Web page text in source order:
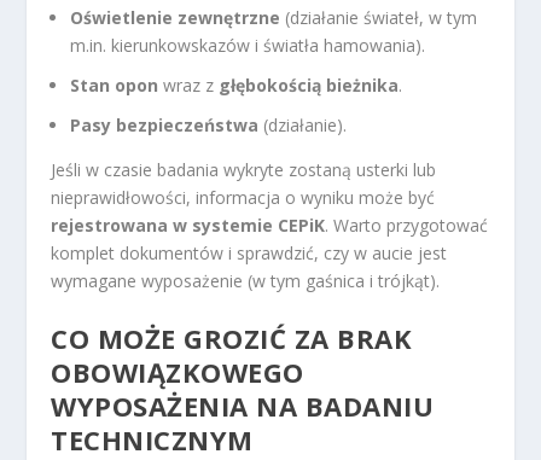
Oświetlenie zewnętrzne (działanie świateł, w tym
m.in. kierunkowskazów i światła hamowania).
Stan opon wraz z głębokością bieżnika.
Pasy bezpieczeństwa (działanie).
Jeśli w czasie badania wykryte zostaną usterki lub
nieprawidłowości, informacja o wyniku może być
rejestrowana w systemie CEPiK. Warto przygotować
komplet dokumentów i sprawdzić, czy w aucie jest
wymagane wyposażenie (w tym gaśnica i trójkąt).
CO MOŻE GROZIĆ ZA BRAK
OBOWIĄZKOWEGO
WYPOSAŻENIA NA BADANIU
TECHNICZNYM